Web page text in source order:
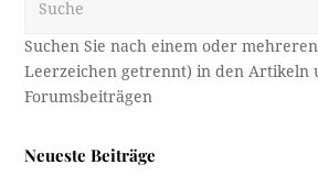
Neueste Beiträge